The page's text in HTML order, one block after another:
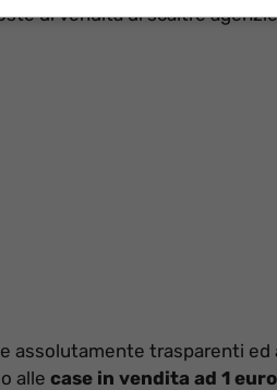
di vendita di scaltre
assolutamente trasparenti ed
alle case in vendita ad 1